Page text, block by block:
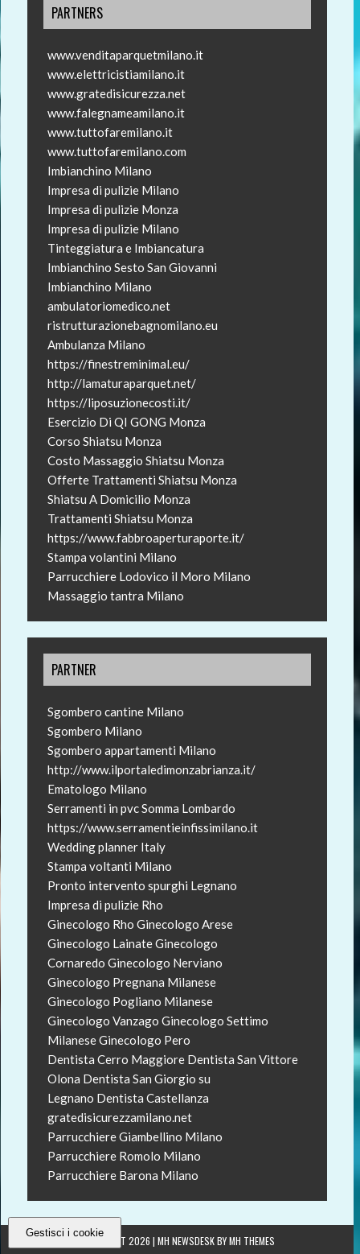
PARTNERS
www.venditaparquetmilano.it
www.elettricistiamilano.it
www.gratedisicurezza.net
www.falegnameamilano.it
www.tuttofaremilano.it
www.tuttofaremilano.com
Imbianchino Milano
Impresa di pulizie Milano
Impresa di pulizie Monza
Impresa di pulizie Milano
Tinteggiatura e Imbiancatura
Imbianchino Sesto San Giovanni
Imbianchino Milano
ambulatoriomedico.net
ristrutturazionebagnomilano.eu
Ambulanza Milano
https://finestreminimal.eu/
http://lamaturaparquet.net/
https://liposuzionecosti.it/
Esercizio Di QI GONG Monza
Corso Shiatsu Monza
Costo Massaggio Shiatsu Monza
Offerte Trattamenti Shiatsu Monza
Shiatsu A Domicilio Monza
Trattamenti Shiatsu Monza
https://www.fabbroaperturaporte.it/
Stampa volantini Milano
Parrucchiere Lodovico il Moro Milano
Massaggio tantra Milano
PARTNER
Sgombero cantine Milano
Sgombero Milano
Sgombero appartamenti Milano
http://www.ilportaledimonzabrianza.it/
Ematologo Milano
Serramenti in pvc Somma Lombardo
https://www.serramentieinfissimilano.it
Wedding planner Italy
Stampa voltanti Milano
Pronto intervento spurghi Legnano
Impresa di pulizie Rho
Ginecologo Rho Ginecologo Arese
Ginecologo LainateGinecologo
Cornaredo Ginecologo Nerviano
Ginecologo Pregnana Milanese
Ginecologo Pogliano Milanese
Ginecologo Vanzago Ginecologo Settimo
MilaneseGinecologo Pero
Dentista Cerro Maggiore Dentista San Vittore
Olona Dentista San Giorgio su
Legnano Dentista Castellanza
gratedisicurezzamilano.net
Parrucchiere Giambellino Milano
Parrucchiere Romolo Milano
Parrucchiere Barona Milano
COPYRIGHT 2026 | MH NEWSDESK BYMH THEMES
Gestisci i cookie